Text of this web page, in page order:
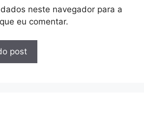
neste navegador para a
eu comentar.